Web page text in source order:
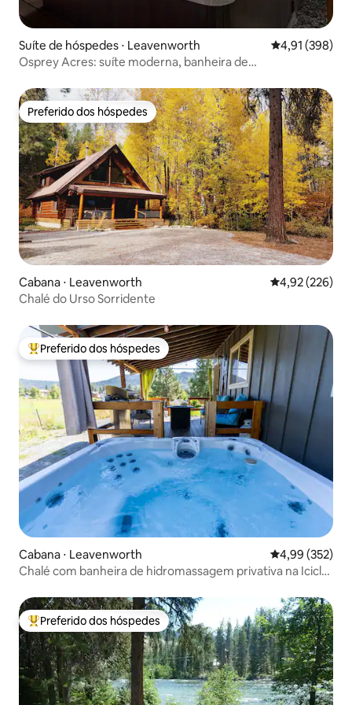
Suíte de hóspedes ⋅ Leavenworth 4,91 de uma
4,91 (398)
Osprey Acres: suíte moderna, banheira de
Preferido dos hóspedes
Preferido dos hóspedes
Cabana ⋅ Leavenworth 4,92 de uma
4,92 (226)
Chalé do Urso Sorridente
Entre os melhores preferidos dos hóspedes
Preferido dos hóspedes
Cabana ⋅ Leavenworth 4,99 de uma
4,99 (352)
Chalé com banheira de hidromassagem privativa na Icicle
Entre os melhores preferidos dos hóspedes
Preferido dos hóspedes